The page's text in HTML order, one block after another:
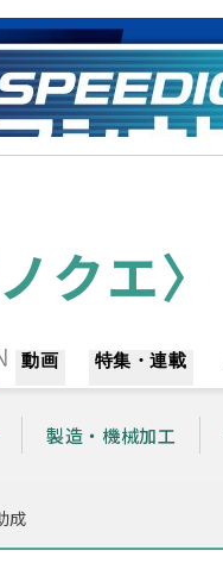
動画 特集・連載
製造・機械加工
成